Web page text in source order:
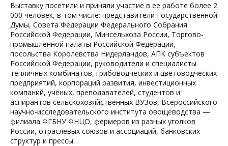
Выставку посетили и приняли участие в ее работе более 2
000 человек, в том числе: представители Государственной
Думы, Совета Федерации Федерального Собрания
Российской Федерации, Минсельхоза России, Торгово-
промышленной палаты Российской Федерации,
посольства Королевства Нидерландов, АПК субъектов
Российской Федерации, руководители и специалисты
тепличных комбинатов, грибоводческих и цветоводческих
предприятий, корпораций развития, инвестиционных
компаний, учёных, преподавателей, студентов и
аспирантов сельскохозяйственных ВУЗов, Всероссийского
научно-исследовательского института овощеводства —
филиала ФГБНУ ФНЦО, фермеров из разных уголков
России, отраслевых союзов и ассоциаций, банковских
структур и прессы.